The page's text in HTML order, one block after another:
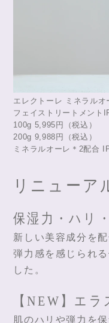
エレクトーレ ミネラルオ
フェイストリートメント
100g 5,995円（税込）
200g 9,988円（税込）
ミネラルオーレ＊2配合
リニュー
保湿力・ハリ
新しい美容成分を
弾力感を感じられ
した。
【NEW】エラ
肌のハリや弾力を